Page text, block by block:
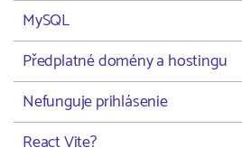
MySQL
Předplatné domény a hostingu
Nefunguje prihlásenie
React Vite?